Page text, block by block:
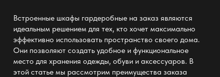
Встроенные шкафы гардеробныена заказ являются
идеальным решением для тех, кто хочет максимально
эффективно использовать пространство своего дома.
Они позволяют создать удобное и функциональное
место для хранения одежды, обуви и аксессуаров. В
этой статье мы рассмотрим преимущества заказа